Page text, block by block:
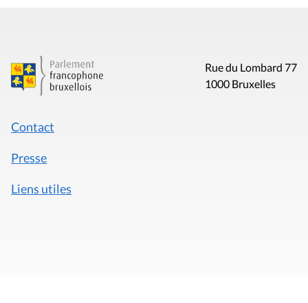
Rue du Lombard 77
1000 Bruxelles
Contact
Presse
Liens utiles